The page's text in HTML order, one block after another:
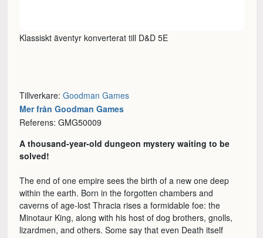
Klassiskt äventyr konverterat till D&D 5E
Tillverkare:Goodman Games
Mer från Goodman Games
Referens: GMG50009
A thousand-year-old dungeon mystery waiting to be
solved!
The end of one empire sees the birth of a new one deep
within the earth. Born in the forgotten chambers and
caverns of age-lost Thracia rises a formidable foe: the
Minotaur King, along with his host of dog brothers, gnolls,
lizardmen, and others. Some say that even Death itself